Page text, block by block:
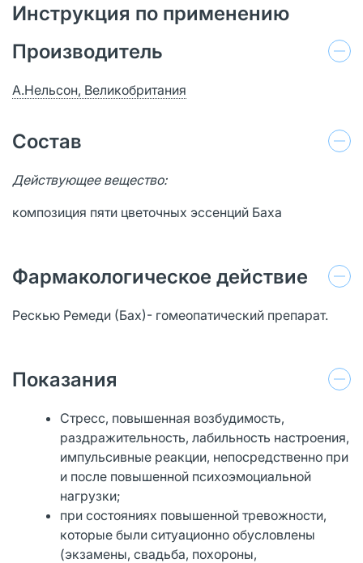
Инструкция по применению
Производитель
А.Нельсон, Великобритания
Состав
Действующее вещество:
композиция пяти цветочных эссенций Баха
Фармакологическое действие
Рескью Ремеди (Бах)- гомеопатический препарат.
Показания
Стресс, повышенная возбудимость,
раздражительность, лабильность настроения,
импульсивные реакции, непосредственно при
и после повышенной психоэмоциальной
нагрузки;
при состояниях повышенной тревожности,
которые были ситуационно обусловлены
(экзамены, свадьба, похороны,